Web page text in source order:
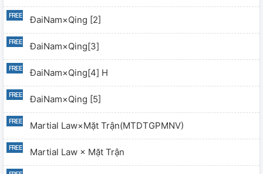
ĐaiNam×Qing [2]
ĐaiNam×Qing[3]
ĐaiNam×Qing[4] H
ĐaiNam×Qing [5]
Martial Law×Mặt Trận(MTDTGPMNV)
Martial Law × Mặt Trận